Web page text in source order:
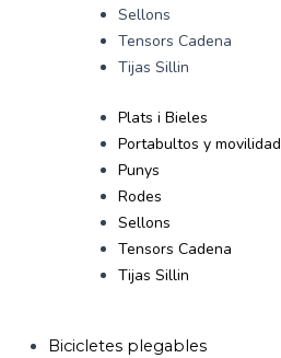
Sellons
Tensors Cadena
Tijas Sillin
Plats i Bieles
Portabultos y movilidad
Punys
Rodes
Sellons
Tensors Cadena
Tijas Sillin
Bicicletes plegables